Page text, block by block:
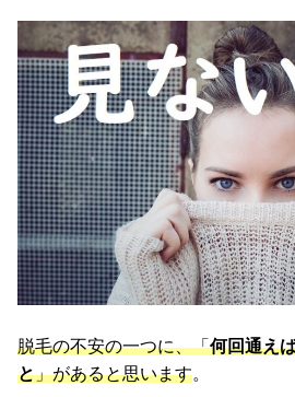
脱毛の不安の一つに、「何回通え
と」があると思います。